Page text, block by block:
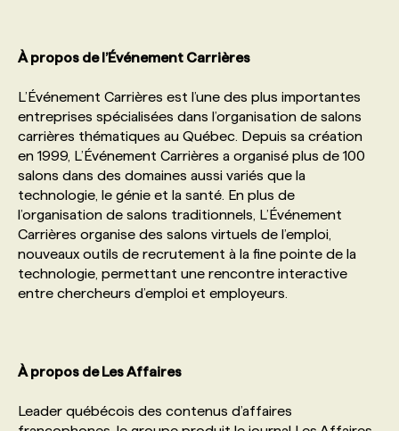
À propos de l’Événement Carrières
L’Événement Carrières est l’une des plus importantes
entreprises spécialisées dans l’organisation de salons
carrières thématiques au Québec. Depuis sa création
en 1999, L’Événement Carrières a organisé plus de 100
salons dans des domaines aussi variés que la
technologie, le génie et la santé. En plus de
l’organisation de salons traditionnels, L’Événement
Carrières organise des salons virtuels de l’emploi,
nouveaux outils de recrutement à la fine pointe de la
technologie, permettant une rencontre interactive
entre chercheurs d’emploi et employeurs.
À propos de Les Affaires
Leader québécois des contenus d’affaires